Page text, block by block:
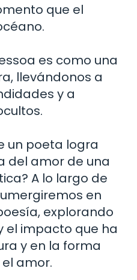
que el
es como una
llevándonos a
y a
un poeta logra
del amor de una
A lo largo de
en
explorando
el impacto que ha
y en la forma
amor.